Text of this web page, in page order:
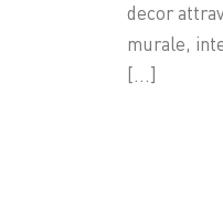
decor
murale,
[...]